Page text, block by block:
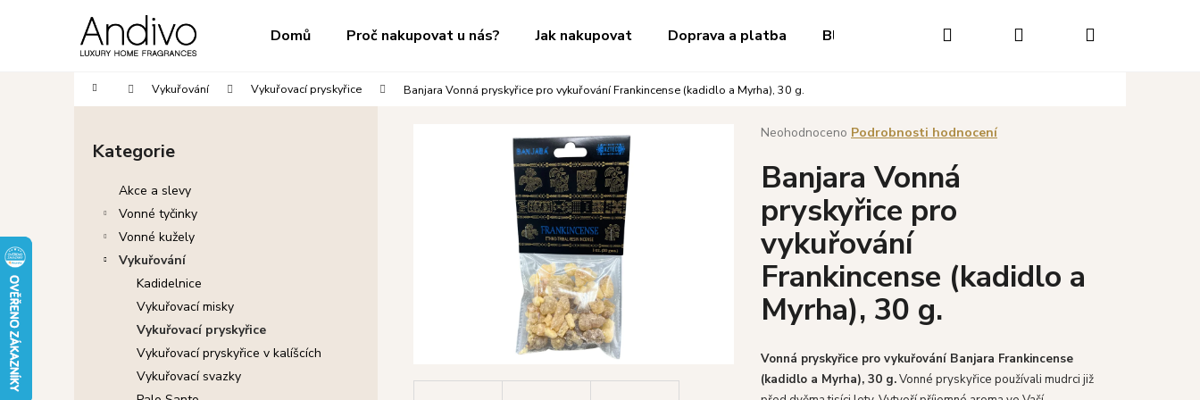
Domů Proč nakupovat u nás? Jak nakupovat Doprava a platba Blog Hodnocení obchodu Napište nám
Hledat PřihlášeníNákupní
Domů Vykuřování Vykuřovací pryskyřice Banjara Vonná pryskyřice pro vykuřování Frankincense (kadidlo a Myrha), 30 g.
Přeskočit
kategorie
Kategorie
Akce a slevy
Vonné tyčinky
Vonné kužely
Vykuřování
Kadidelnice
Vykuřovací misky
Vykuřovací pryskyřice
Vykuřovací pryskyřice v kalíšcích
Vykuřovací svazky
Průměrné
produktu
je
hvězdiček.
Neohodnoceno Podrobnosti hodnocení
Banjara Vonná
pryskyřice pro
vykuřování
Frankincense (kadidlo a
Myrha), 30 g.
Vonná pryskyřice pro vykuřování Banjara Frankincense
(kadidlo a Myrha), 30 g.Vonné pryskyřice používali mudrci již
Zpět
do
obchodu
Zpět
do
obchodu
Co potřebujete najít?
HLEDAT
Doporučujeme
Následující